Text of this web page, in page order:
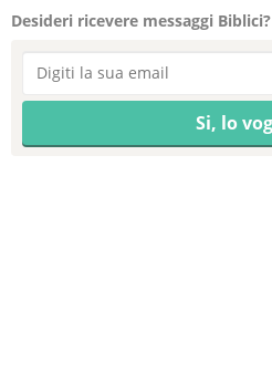
Desideri ricevere messaggi Biblici?